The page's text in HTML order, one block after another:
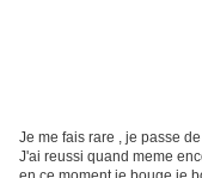
Je me fais rare , je passe
J'ai reussi quand meme